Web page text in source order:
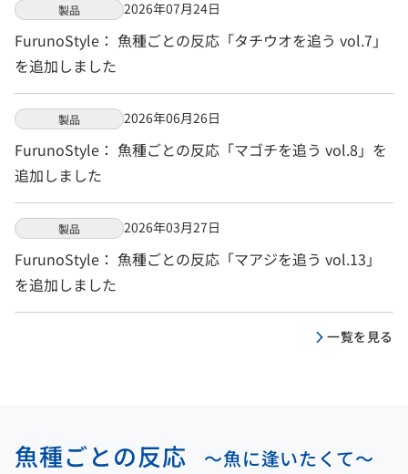
製品 2026年07月24日
FurunoStyle： 魚種ごとの反応「タチウオを追う vol.7」
を追加しました
製品 2026年06月26日
FurunoStyle： 魚種ごとの反応「マゴチを追う vol.8」を
追加しました
製品 2026年03月27日
FurunoStyle： 魚種ごとの反応「マアジを追う vol.13」
を追加しました
一覧を見る
魚種ごとの反応 ～魚に逢いたくて～